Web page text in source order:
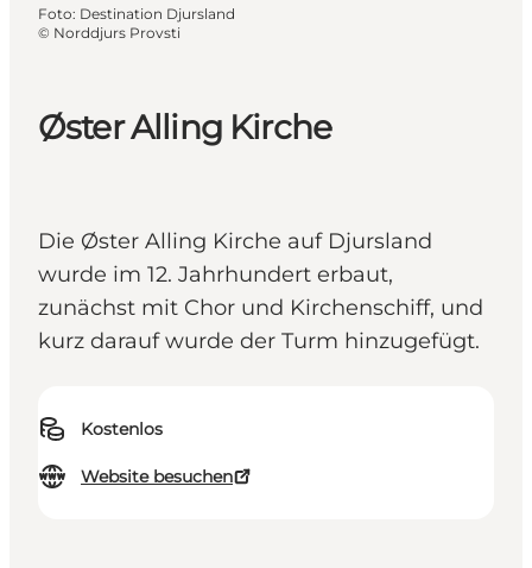
Øster Alling Kirche
Die Øster Alling Kirche auf Djursland
wurde im 12. Jahrhundert erbaut,
zunächst mit Chor und Kirchenschiff, und
kurz darauf wurde der Turm hinzugefügt.
Kostenlos
Website besuchen
Foto: Destination Djursland
© Norddjurs Provsti